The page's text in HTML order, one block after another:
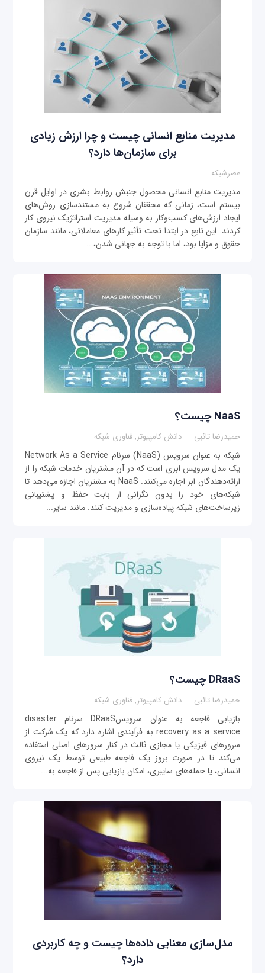
مدیریت منابع انسانی چیست و چرا ارزش زیادی
برای سازمان‌ها دارد؟
عصرشبکه
مدیریت منابع انسانی محصول جنبش روابط بشری در اوایل قرن
بیستم است، زمانی که محققان شروع به مستندسازی روش‌های
ایجاد ارزش‌های کسب‌وکار به وسیله مدیریت استراتژیک نیروی کار
کردند. این تابع در ابتدا تحت تأثیر کارهای معاملاتی، مانند سازمان
حقوق و مزایا بود، اما با توجه به جهانی شدن،...
NaaS چیست؟
حمیدرضا تائبی دانش کامپیوتر, فناوری شبکه
شبکه به عنوان سرویس (NaaS) سرنام Network As a Service
یک مدل سرویس ابری است که در آن مشتریان خدمات شبکه را از
ارائه‌دهندگان ابر اجاره می‌کنند. NaaS به مشتریان اجازه می‌دهد تا
شبکه‌های خود را بدون نگرانی از بابت حفظ و پشتیبانی
زیرساخت‌های شبکه پیاده‌سازی و مدیریت کنند. مانند سایر...
DRaaS چیست؟
حمیدرضا تائبی دانش کامپیوتر, فناوری شبکه
بازیابی فاجعه به عنوان سرویسDRaaS سرنام disaster
recovery as a service به فرآیندی اشاره دارد که یک شرکت از
سرورهای فیزیکی یا مجازی ثالث در کنار سرورهای اصلی استفاده
می‌کند تا در صورت بروز یک فاجعه طبیعی توسط یک نیروی
انسانی، یا حمله‌های سایبری، امکان بازیابی پس از فاجعه به...
مدل‌سازی معنایی داده‌ها چیست و چه کاربردی
دارد؟